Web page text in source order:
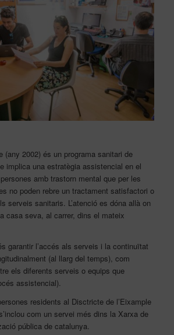
(any 2002) és un programa sanitari de
implica una estratègia assistencial en el
amb trastorn mental que per les
no poden rebre un tractament satisfactori o
serveis sanitaris. L’atenció es dóna allà on
casa seva, al carrer, dins el mateix
garantir l’accés als serveis i la continuïtat
(al llarg del temps), com
els diferents serveis o equips que
assistencial).
residents al Disctricte de l’Eixample
com un servei més dins la Xarxa de
pública de catalunya.